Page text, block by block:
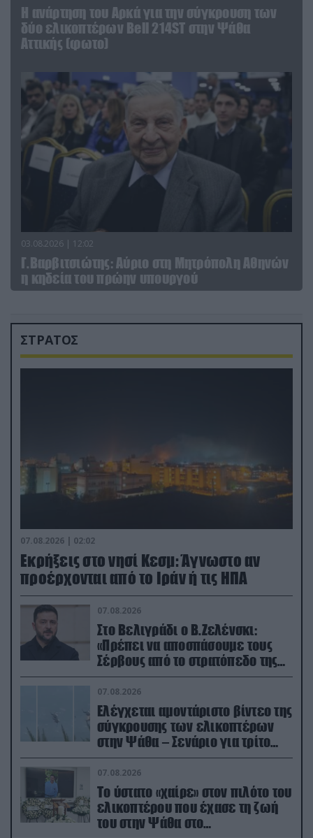
Η ανάρτηση του Αρκά για την σύγκρουση των
δύο ελικοπτέρων Bell 214ST στην Ψάθα
Αττικής (φωτο)
03.08.2026 | 12:02
Γ.Βαρβιτσιώτης: Aύριο στη Μητρόπολη Αθηνών
η κηδεία του πρώην υπουργού
ΣΤΡΑΤΟΣ
07.08.2026 | 02:02
Εκρήξεις στο νησί Κεσμ: Άγνωστο αν
προέρχονται από το Ιράν ή τις ΗΠΑ
07.08.2026
Στο Βελιγράδι ο Β.Ζελένσκι:
«Πρέπει να αποσπάσουμε τους
Σέρβους από το στρατόπεδο της
Ρωσίας»
07.08.2026
Ελέγχεται αμοντάριστο βίντεο της
σύγκρουσης των ελικοπτέρων
στην Ψάθα – Σενάριο για τρίτο
ελικόπτερο
07.08.2026
Το ύστατο «χαίρε» στον πιλότο του
ελικοπτέρου που έχασε τη ζωή
του στην Ψάθα στο